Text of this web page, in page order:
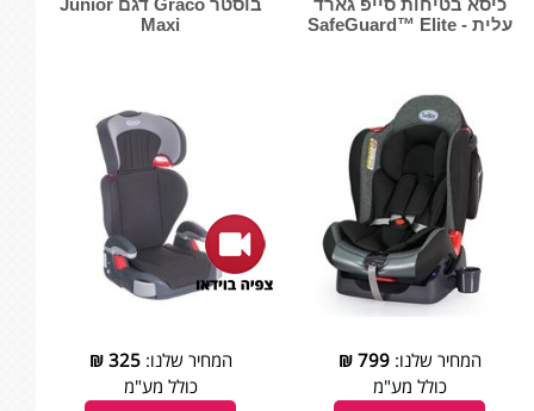
עלית - SafeGuard™ Elite
המחיר שלנו:799
₪
כולל מע"מ
Maxi
המחיר שלנו:325
₪
כולל מע"מ